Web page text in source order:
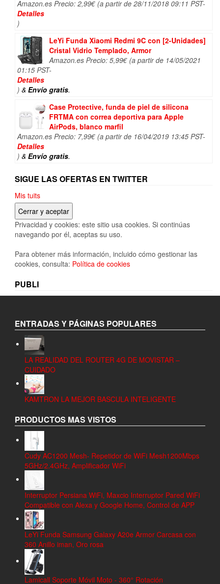
Amazon.es Precio: 2,99€ (a partir de 28/11/2018 09:11 PST-
Detalles
)
LeYi Funda Xiaomi Redmi 9C con [2-Unidades]
Cristal Vidrio Templado, Armor
Amazon.es Precio: 5,99€ (a partir de 14/05/2021
01:15 PST-
Detalles
) & Envío gratis.
Case Protective, funda de piel de silicona
FRTMA con correa deportiva para Apple
AirPods, blanco marfil
Amazon.es Precio: 7,99€ (a partir de 16/04/2019 13:45 PST-
Detalles
) & Envío gratis.
SIGUE LAS OFERTAS EN TWITTER
Mis tuits
Privacidad y cookies: este sitio usa cookies. Si continúas
navegando por él, aceptas su uso.
Para obtener más información, incluido cómo gestionar las
cookies, consulta: Política de cookies
PUBLI
ENTRADAS Y PÁGINAS POPULARES
LA REALIDAD DEL ROUTER 4G DE MOVISTAR –
CUIDADO
KAMTRON LA MEJOR BASCULA INTELIGENTE
PRODUCTOS MAS VISTOS
Cudy AC1200 Mesh- Repetidor de WiFi Mesh1200Mbps
5GHz/2.4GHz, Amplificador WiFi
Interruptor Persiana WiFi, Maxcio Interruptor Pared WiFi
Compatible con Alexa y Google Home, Control de APP
LeYi Funda Samsung Galaxy A20e Armor Carcasa con
360 Anillo iman, Oro rosa
Lamicall Soporte Móvil Moto - 360° Rotación